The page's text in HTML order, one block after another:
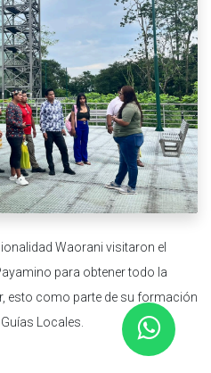
Waorani visitaron el
para obtener todo la
esto como parte de su formación
Locales.